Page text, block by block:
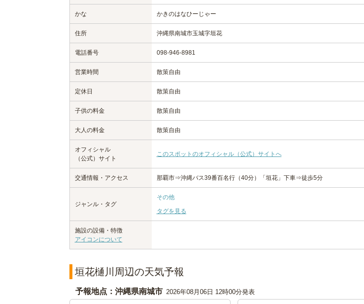
かな かきのはなひーじゃー
住所 沖縄県南城市玉城字垣花
電話番号 098-946-8981
営業時間 散策自由
定休日 散策自由
子供の料金 散策自由
大人の料金 散策自由
オフィシャル
（公式）サイト
このスポットのオフィシャル（公式）サイトへ
交通情報・アクセス 那覇市⇒沖縄バス39番百名行（40分）「垣花」下車⇒徒歩5分
ジャンル・タグ
その他
タグを見る
施設の設備・特徴
アイコンについて
垣花樋川周辺の天気予報
予報地点：沖縄県南城市 2026年08月06日 12時00分発表